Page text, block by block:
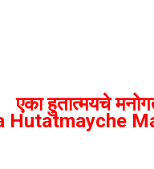
एका हुतात्मयचे
Hutatmayche